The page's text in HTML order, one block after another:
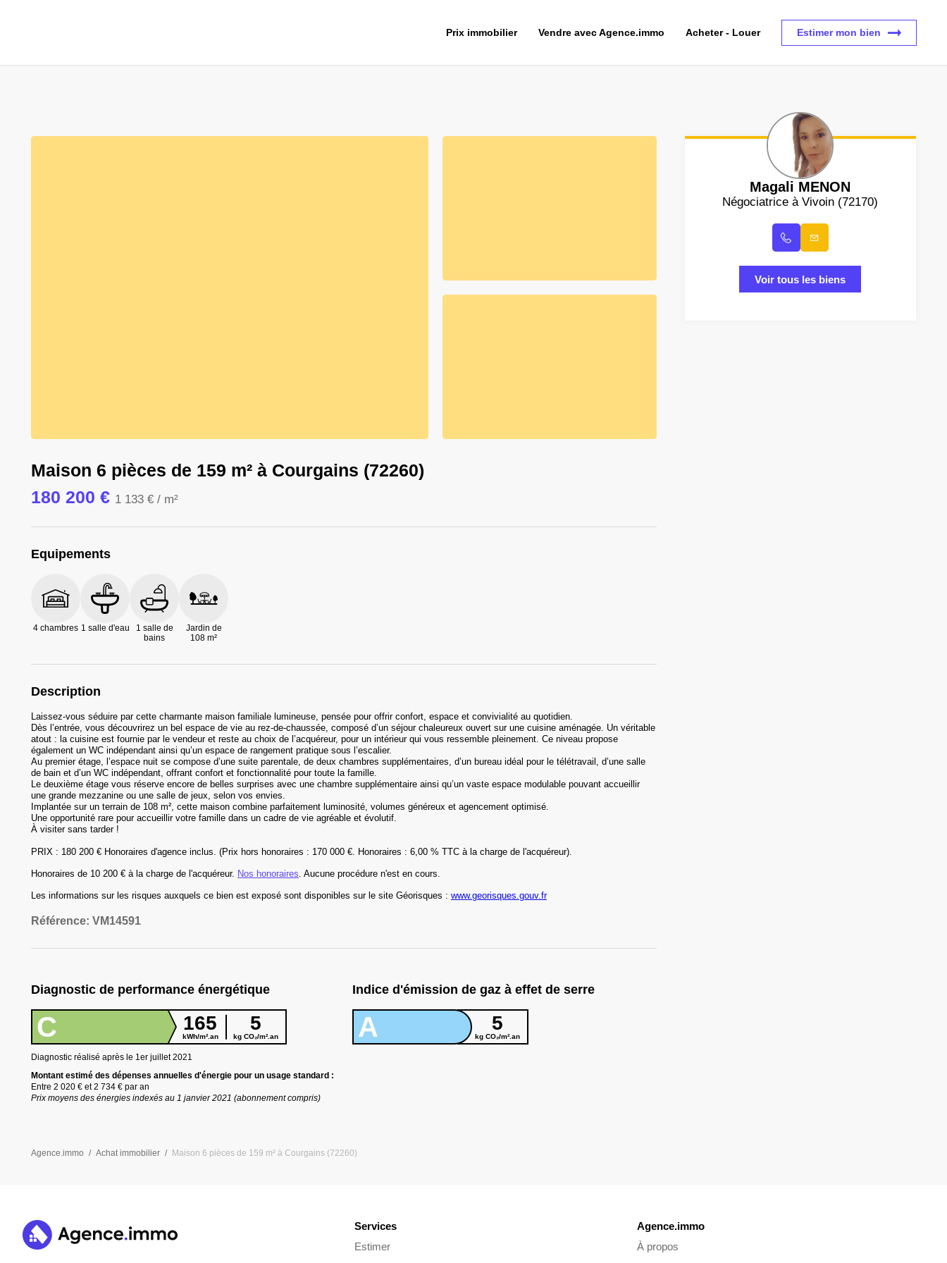
Prix immobilier Vendre avec Agence.immo Acheter - Louer Estimer mon bien
Maison 6 pièces de 159 m² à Courgains (72260)
180 200 € 1 133 € / m²
Equipements
4 chambres 1 salle d'eau
1 salle de
bains
Jardin de
108 m²
Description
Laissez-vous séduire par cette charmante maison familiale lumineuse, pensée pour offrir confort, espace et convivialité au quotidien.
Dès l’entrée, vous découvrirez un bel espace de vie au rez-de-chaussée, composé d’un séjour chaleureux ouvert sur une cuisine aménagée. Un véritable
atout : la cuisine est fournie par le vendeur et reste au choix de l’acquéreur, pour un intérieur qui vous ressemble pleinement. Ce niveau propose
également un WC indépendant ainsi qu’un espace de rangement pratique sous l’escalier.
Au premier étage, l’espace nuit se compose d’une suite parentale, de deux chambres supplémentaires, d’un bureau idéal pour le télétravail, d’une salle
de bain et d’un WC indépendant, offrant confort et fonctionnalité pour toute la famille.
Le deuxième étage vous réserve encore de belles surprises avec une chambre supplémentaire ainsi qu’un vaste espace modulable pouvant accueillir
une grande mezzanine ou une salle de jeux, selon vos envies.
Implantée sur un terrain de 108 m², cette maison combine parfaitement luminosité, volumes généreux et agencement optimisé.
Une opportunité rare pour accueillir votre famille dans un cadre de vie agréable et évolutif.
À visiter sans tarder !
PRIX : 180 200 € Honoraires d'agence inclus. (Prix hors honoraires : 170 000 €. Honoraires : 6,00 % TTC à la charge de l'acquéreur).
Honoraires de 10 200 € à la charge de l'acquéreur. Nos honoraires. Aucune procédure n'est en cours.
Les informations sur les risques auxquels ce bien est exposé sont disponibles sur le site Géorisques : www.georisques.gouv.fr
Référence: VM14591
Diagnostic de performance énergétique
C 165
kWh/m².an
5
kg CO₂/m².an
Indice d'émission de gaz à effet de serre
A 5
kg CO₂/m².an
Diagnostic réalisé après le 1er juillet 2021
Montant estimé des dépenses annuelles d'énergie pour un usage standard :
Entre 2 020 € et2 734 € par an
Prix moyens des énergies indexés au 1 janvier 2021 (abonnement compris)
Magali MENON
Négociatrice à Vivoin (72170)
Voir tous les biens
Agence.immo Achat immobilier Maison 6 pièces de 159 m² à Courgains (72260)
Services
Estimer
Agence.immo
À propos